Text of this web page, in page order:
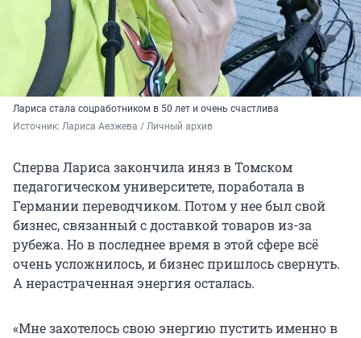
Лариса стала соцработником в 50 лет и очень счастлива
Источник: Лариса Аезжева / Личный архив
Сперва Лариса закончила иняз в Томском
педагогическом университете, поработала в
Германии переводчиком. Потом у нее был свой
бизнес, связанный с доставкой товаров из-за
рубежа. Но в последнее время в этой сфере всё
очень усложнилось, и бизнес пришлось свернуть.
А нерастраченная энергия осталась.
«Мне захотелось свою энергию пустить именно в